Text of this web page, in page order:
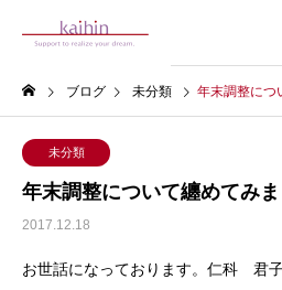
ブログ 未分類 年末調整につ
未分類
年末調整について纏めてみ
2017.12.18
お世話になっております。仁科 君子